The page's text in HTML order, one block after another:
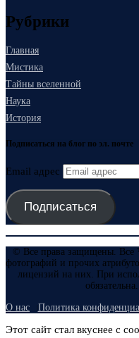
Рубрики
Главная
Мистика
Тайны вселенной
Наука
История
Подписаться на блог по эл. почте
Email адрес
Подписаться
© Все права защищены. Все
фотографий и прочих
лицензий на них. При
О нас Политика
Этот сайт стал вкуснее с